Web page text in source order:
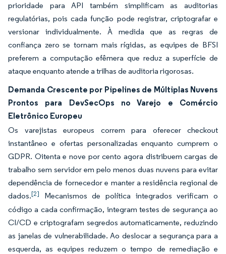
prioridade para API também simplificam as auditorias
regulatórias, pois cada função pode registrar, criptografar e
versionar individualmente. À medida que as regras de
confiança zero se tornam mais rígidas, as equipes de BFSI
preferem a computação efêmera que reduz a superfície de
ataque enquanto atende a trilhas de auditoria rigorosas.
Demanda Crescente por Pipelines de Múltiplas Nuvens
Prontos para DevSecOps no Varejo e Comércio
Eletrônico Europeu
Os varejistas europeus correm para oferecer checkout
instantâneo e ofertas personalizadas enquanto cumprem o
GDPR. Oitenta e nove por cento agora distribuem cargas de
trabalho sem servidor em pelo menos duas nuvens para evitar
dependência de fornecedor e manter a residência regional de
dados.[2]
Mecanismos de política integrados verificam o
código a cada confirmação, integram testes de segurança ao
CI/CD e criptografam segredos automaticamente, reduzindo
as janelas de vulnerabilidade. Ao deslocar a segurança para a
esquerda, as equipes reduzem o tempo de remediação e